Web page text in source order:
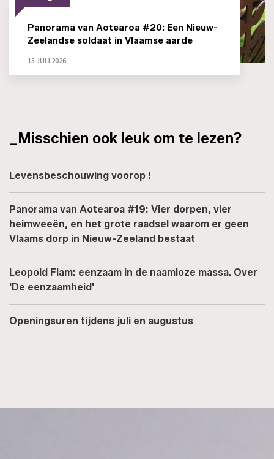
Panorama van Aotearoa #20: Een Nieuw-
Zeelandse soldaat in Vlaamse aarde
15 JULI 2026
_Misschien ook leuk om te lezen?
Levensbeschouwing voorop !
Panorama van Aotearoa #19: Vier dorpen, vier
heimweeën, en het grote raadsel waarom er geen
Vlaams dorp in Nieuw-Zeeland bestaat
Leopold Flam: eenzaam in de naamloze massa. Over
'De eenzaamheid'
Openingsuren tijdens juli en augustus